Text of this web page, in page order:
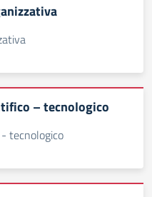
– tecnologico
tecnologico